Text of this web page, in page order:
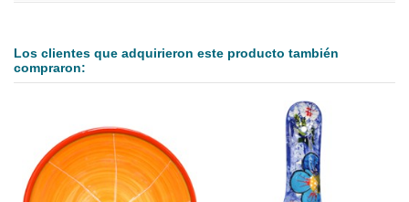
Los clientes que adquirieron este producto también
compraron: